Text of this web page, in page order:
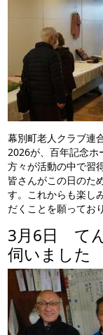
幕別町老人クラブ連
2026が、百年記念ホ
方々が活動の中で習
皆さんがこの日のた
す。これからも楽し
だくことを願ってお
3月6日 て
伺いました